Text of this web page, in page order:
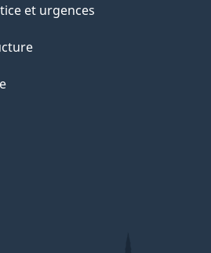
et urgences